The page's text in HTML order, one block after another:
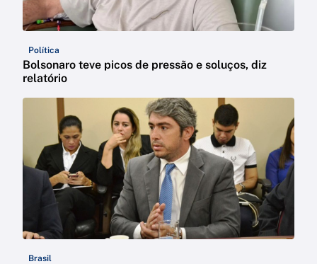
Política
Bolsonaro teve picos de pressão e soluços, diz
relatório
Brasil